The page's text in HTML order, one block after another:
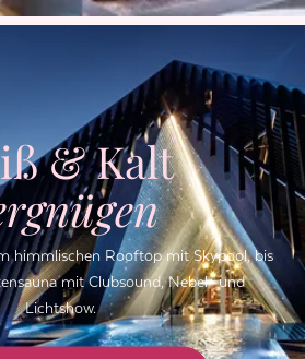
& Kalt
himmlischen Rooftop mit Skypool, bis
mit Clubsound, Nebel- und
Lichtshow.